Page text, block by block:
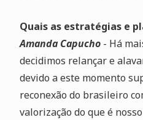
Quais as estratégias e
Amanda Capucho- Há
decidimos relançar e
devido a este momento
reconexão do brasileiro
valorização do que é